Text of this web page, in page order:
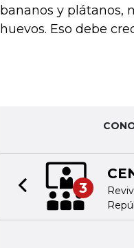
bananos y plátanos,
huevos. Eso debe
3
Previous slide